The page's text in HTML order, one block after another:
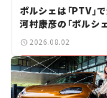
ポルシェは「PTV」
河村康彦の「ポルシ
2026.08.02